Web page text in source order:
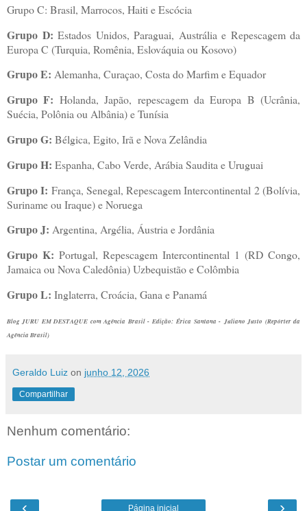
Grupo C: Brasil, Marrocos, Haiti e Escócia
Grupo D: Estados Unidos, Paraguai, Austrália e Repescagem da
Europa C (Turquia, Romênia, Eslováquia ou Kosovo)
Grupo E: Alemanha, Curaçao, Costa do Marfim e Equador
Grupo F: Holanda, Japão, repescagem da Europa B (Ucrânia,
Suécia, Polônia ou Albânia) e Tunísia
Grupo G: Bélgica, Egito, Irã e Nova Zelândia
Grupo H: Espanha, Cabo Verde, Arábia Saudita e Uruguai
Grupo I: França, Senegal, Repescagem Intercontinental 2 (Bolívia,
Suriname ou Iraque) e Noruega
Grupo J: Argentina, Argélia, Áustria e Jordânia
Grupo K: Portugal, Repescagem Intercontinental 1 (RD Congo,
Jamaica ou Nova Caledônia) Uzbequistão e Colômbia
Grupo L: Inglaterra, Croácia, Gana e Panamá
Blog JURU EM DESTAQUE com Agência Brasil - Edição:Érica Santana - Juliano Justo (Repórter da
Agência Brasil)
Geraldo Luiz on junho 12, 2026
Compartilhar
Nenhum comentário:
Postar um comentário
‹ ›
Página inicial